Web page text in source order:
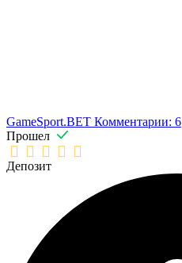
GameSport.BET Комментарии: 6
Прошел
Депозит